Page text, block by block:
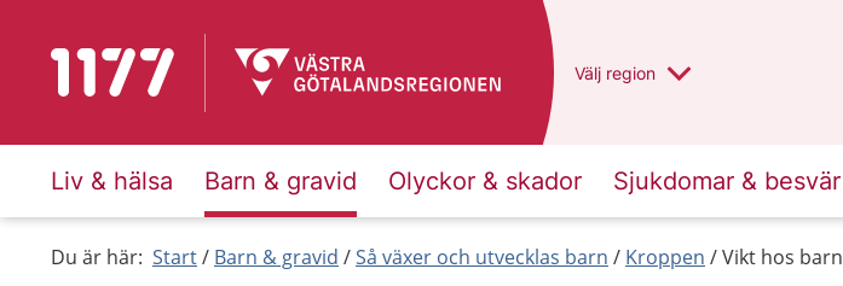
Till startsidan för 1177 Du har valt region
Välj en annan
region
Liv & hälsa Barn & gravid Olyckor & skador Sjukdomar & besvär
Du är här: Start Barn & gravid Så växer och utvecklas barn Kroppen Vikt hos barn